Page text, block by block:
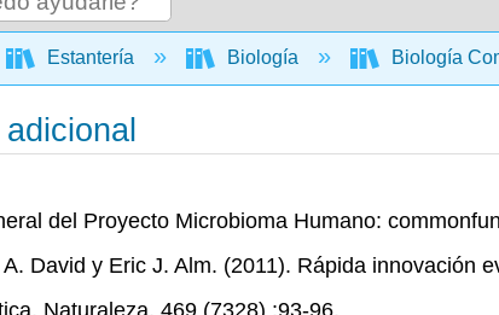
jerarquía global
Estantería Biología Biología
del Proyecto Microbioma Humano:
David y Eric J. Alm. (2011). Rápida innovación